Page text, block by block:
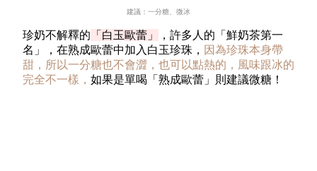
建議：一分糖、微冰
珍奶不解釋的 「白玉歐蕾」
，許多人的「鮮奶茶第一
名」，在熟成歐蕾中加入白玉珍珠， 因為珍珠本身帶
甜，所以一分糖也不會澀，也可以點熱的，風味跟冰的
完全不一樣， 如果是單喝「熟成歐蕾」則建議微糖！